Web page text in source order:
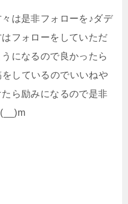
は是非フォローを♪ダデ
フォローをしていただ
になるので良かったら
しているのでいいねや
ら励みになるので是非